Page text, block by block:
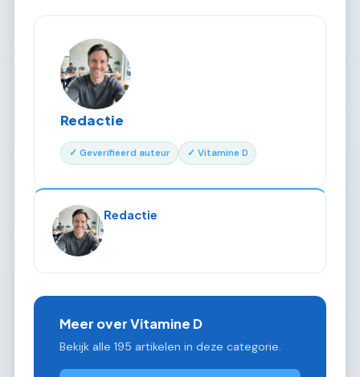
Redactie
✓ Geverifieerd auteur ✓ Vitamine D
Redactie
Meer over Vitamine D
Bekijk alle 195 artikelen in deze categorie.